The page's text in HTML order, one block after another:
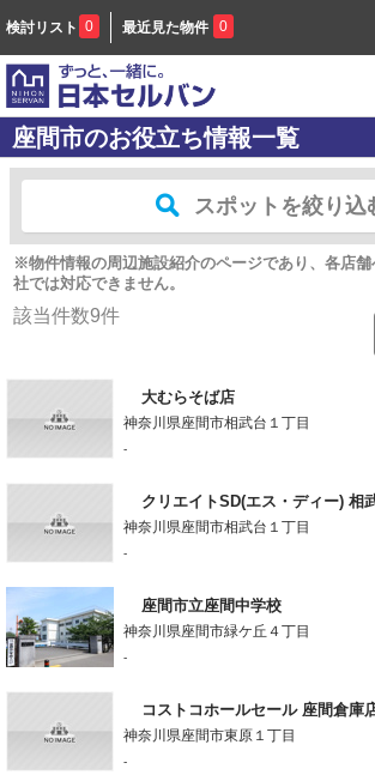
検討リスト 0 最近見た物件 0
座間市のお役立ち情報一覧
スポットを絞り込
※物件情報の周辺施設紹介のページであり、各店
社では対応できません。
該当件数9件
大むらそば店
神奈川県座間市相武台１丁目
-
クリエイトSD(エス・ディー) 相
神奈川県座間市相武台１丁目
-
座間市立座間中学校
神奈川県座間市緑ケ丘４丁目
-
コストコホールセール 座間倉庫
神奈川県座間市東原１丁目
-